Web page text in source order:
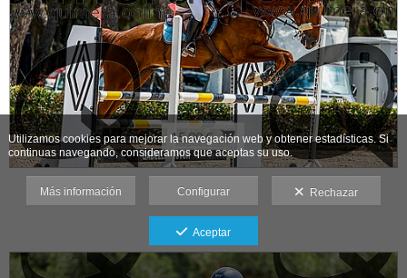
15,00 €
_CCC3701
Utilizamos cookies para mejorar la navegación web y obtener estadísticas. Si
continuas navegando, consideramos que aceptas su uso.
Más información Configurar Rechazar
Aceptar